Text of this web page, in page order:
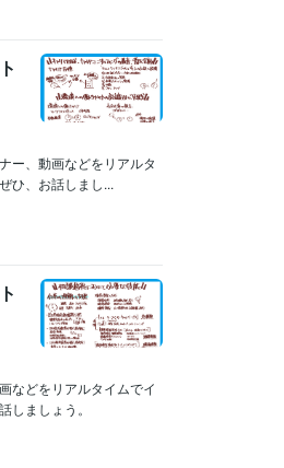
ー、動画などをリアルタ
ひ、お話しまし...
などをリアルタイムでイ
ましょう。